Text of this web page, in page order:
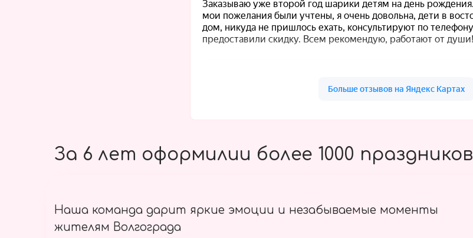
За 6 лет оформилии более 1000 праздников
Наша команда дарит яркие эмоции и незабываемые моменты
жителям Волгограда